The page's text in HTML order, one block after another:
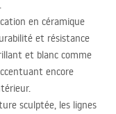
en céramique
et résistance
et blanc comme
encore
sculptée, les lignes